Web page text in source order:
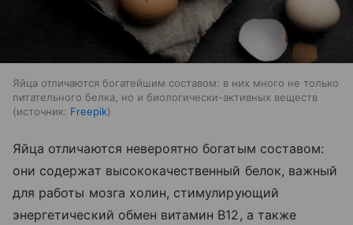
Яйца отличаются богатейшим составом: в них много не только
питательного белка, но и биологически-активных веществ
источник: Freepik
Яйца отличаются невероятно богатым составом:
они содержат высококачественный белок, важный
для работы мозга холин, стимулирующий
энергетический обмен витамин B12, а также